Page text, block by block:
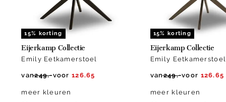
15% korting
Eijerkamp Collectie
Emily Eetkamerstoel
van249.-voor 126.65
meer kleuren
15% korting
Eijerkamp Collectie
Emily Eetkamerstoel
van249.-voor 126.65
meer kleuren